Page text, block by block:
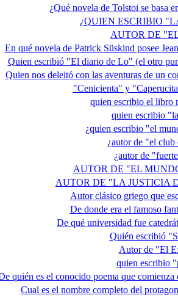
¿Qué novela de Tolstoi se basa
¿QUIEN ESCRIBIO
AUTOR DE
En qué novela de Patrick Süskind posee
Quien escribió "El diario de Lo" (el otro
Quien nos deleitó con las aventuras de un
"Cenicienta" y
quien escribio el libro
quien escribio
¿quien escribio "el
¿autor de "el club
¿autor de
AUTOR DE "EL
AUTOR DE "LA JUSTICIA
Autor clásico griego que
De donde era el famoso
De qué universidad fue
Quién escribió
Autor de "El
quien escribio
quién es el conocido poema que
Cual es el nombre completo del